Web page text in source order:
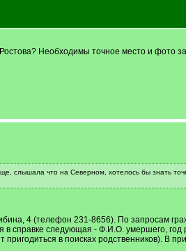
Необходимы точное место и фото
слышала что на Северном, хотелось бы знать
4 (телефон 231-8656). По запросам
справке следующая - Ф.И.О. умершего, год
в поисках родственников). В